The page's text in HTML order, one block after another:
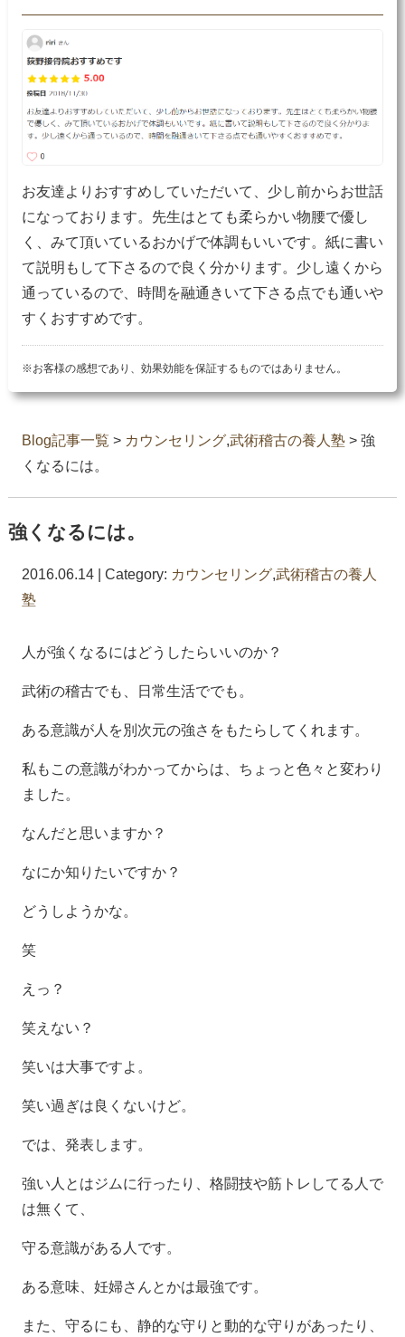
お友達よりおすすめしていただいて、少し前からお世話
になっております。先生はとても柔らかい物腰で優し
く、みて頂いているおかげで体調もいいです。紙に書い
て説明もして下さるので良く分かります。少し遠くから
通っているので、時間を融通きいて下さる点でも通いや
すくおすすめです。
※お客様の感想であり、効果効能を保証するものではありません。
Blog記事一覧 > カウンセリング,武術稽古の養人塾> 強
くなるには。
強くなるには。
2016.06.14 | Category: カウンセリング,武術稽古の養人
塾
人が強くなるにはどうしたらいいのか？
武術の稽古でも、日常生活ででも。
ある意識が人を別次元の強さをもたらしてくれます。
私もこの意識がわかってからは、ちょっと色々と変わり
ました。
なんだと思いますか？
なにか知りたいですか？
どうしようかな。
笑
えっ？
笑えない？
笑いは大事ですよ。
笑い過ぎは良くないけど。
では、発表します。
強い人とはジムに行ったり、格闘技や筋トレしてる人で
は無くて、
守る意識がある人です。
ある意味、妊婦さんとかは最強です。
また、守るにも、静的な守りと動的な守りがあったり、